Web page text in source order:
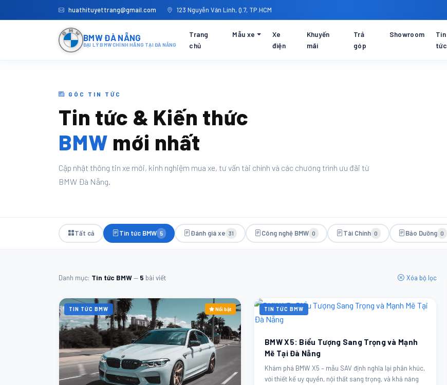
huathituyettrang@gmail.com 123 Nguyễn Văn Linh, Q.7, TP.HCM
BMW ĐÀ NẴNG
ĐẠI LÝ BMW CHÍNH HÃNG TẠI ĐÀ NẴNG
Trang
chủ
Mẫu xe
Xe
điện
Khuyến
mãi
Trả
góp
Showroom
Tin
tức
GÓC TIN TỨC
Tin tức & Kiến thức
BMW mới nhất
Cập nhật thông tin xe mới, kinh nghiệm mua xe, tư vấn tài chính và các chương trình ưu đãi từ
BMW Đà Nẵng.
Tất cả Tin tức BMW 5 Đánh giá xe 31 Công nghệ BMW 0 Tài Chính 0 Bảo Dưỡng 0
Danh mục: Tin tức BMW— 5 bài viết Xóa bộ lọc
TIN TỨC BMW Nổi bật TIN TỨC BMW
BMW X5: Biểu Tượng Sang Trọng và Mạnh
Mẽ Tại Đà Nẵng
Khám phá BMW X5 – mẫu SAV định nghĩa lại phân khúc,
với thiết kế uy quyền, nội thất sang trọng, và khả năng